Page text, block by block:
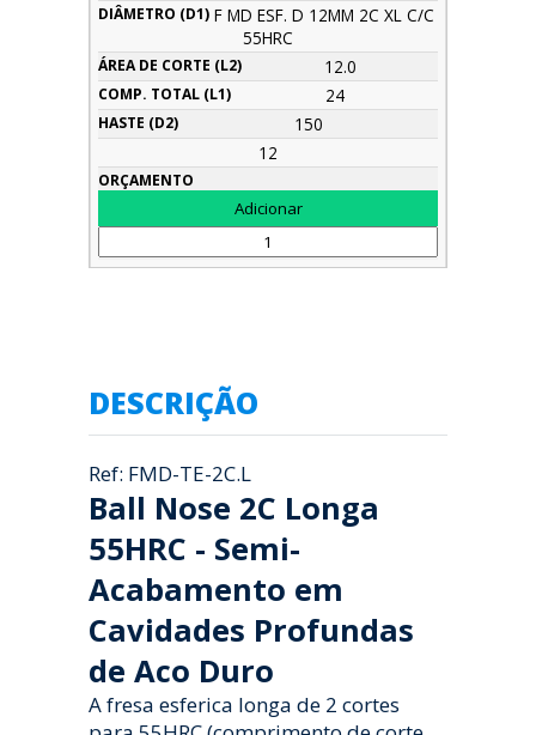
F MD ESF. D 12MM 2C XL C/C
55HRC
12.0
24
150
12
DESCRIÇÃO
Ref: FMD-TE-2C.L
Ball Nose 2C Longa
55HRC - Semi-
Acabamento em
Cavidades Profundas
de Aco Duro
A fresa esferica longa de 2 cortes